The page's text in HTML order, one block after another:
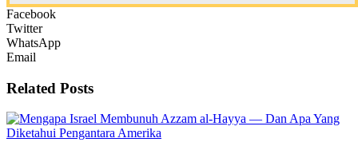
Facebook
Twitter
WhatsApp
Email
Related Posts